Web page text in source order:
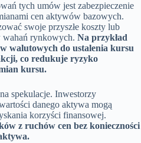
tych umów jest zabezpieczenie
cen aktywów bazowych.
swoje przyszłe koszty lub
wahań rynkowych. Na przykład
walutowych do ustalenia kursu
co redukuje ryzyko
kursu.
spekulacje. Inwestorzy
danego aktywa mogą
korzyści finansowej.
z ruchów cen bez konieczności